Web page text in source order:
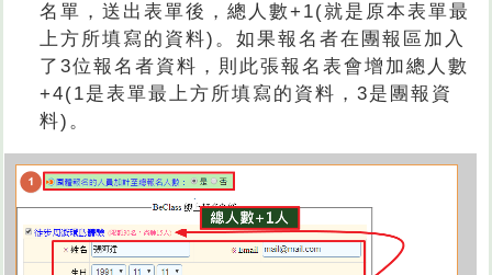
名單，送出表單後，總人數+1(就是原本表單最
上方所填寫的資料)。如果報名者在團報區加入
了3位報名者資料，則此張報名表會增加總人數
+4(1是表單最上方所填寫的資料，3是團報資
料)。